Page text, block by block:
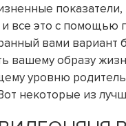
и все это с помощью
вами вариант
вашему образу
уровню
некоторые из